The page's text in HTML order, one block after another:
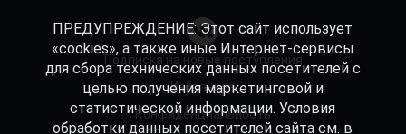
Подписка на новые поступления
Избранное
Конфиденциальность
ПРЕДУПРЕЖДЕНИЕ: Этот сайт использует
«cookies», а также иные Интернет-сервисы
для сбора технических данных посетителей с
целью получения маркетинговой и
статистической информации. Условия
обработки данных посетителей сайта см. в